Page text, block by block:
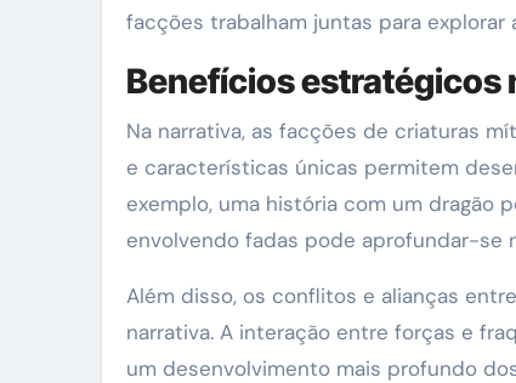
facções trabalham juntas para explorar
Benefícios estratégicos
Na narrativa, as facções de criaturas
e características únicas permitem
exemplo, uma história com um dragão
envolvendo fadas pode aprofundar-se
Além disso, os conflitos e alianças
narrativa. A interação entre forças e
um desenvolvimento mais profundo